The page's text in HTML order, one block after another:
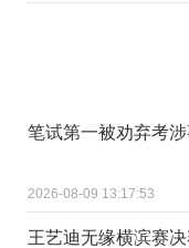
笔试第一被劝弃考
2026-08-09 13:17:53
王艺迪无缘横滨赛